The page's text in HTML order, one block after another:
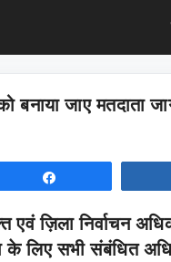
बनाया जाए मतदाता
एवं ज़िला निर्वाचन
लिए सभी संबंधित